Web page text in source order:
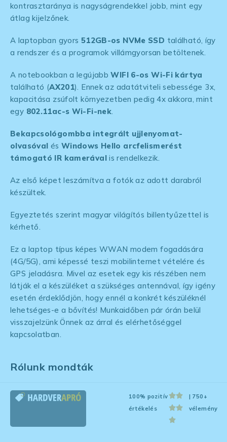
kontrasztaránya is nagyságrendekkel jobb, mint egy
átlag kijelzőnek.
A laptopban gyors 512GB-os NVMe SSD található, így
a rendszer és a programok villámgyorsan betöltenek.
A notebookban a legújabbWIFI 6-os Wi-Fi kártya
található (AX201). Ennek az adatátviteli sebessége 3x,
kapacitása zsúfolt környezetben pedig 4x akkora, mint
egy 802.11ac-s Wi-Fi-nek
Bekapcsológombba integrált ujjlenyomat-
olvasóval és Windows Hello arcfelismerést
támogató IR kamerávalis rendelkezik.
Az első képet leszámítva a fotók az adott darabról
készültek.
Egyeztetés szerint magyar világítós billentyűzettel is
kérhető.
Ez a laptop típus képes WWAN modem fogadására
(4G/5G), ami képessé teszi mobilinternet vételére és
GPS jeladásra. Mivel az esetek egy kis részében nem
látják el a készüléket a szükséges antennával, így igény
esetén érdeklődjön, hogy ennél a konkrét készüléknél
lehetséges-e a bővítés! Munkaidőben pár órán belül
visszajelzünk Önnek az árral és elérhetőséggel
kapcsolatban.
Rólunk mondták
100% pozitív
értékelés
| 750+
vélemény